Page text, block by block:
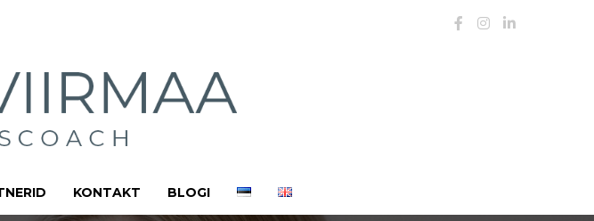
Facebook
Instagram
KONTAKT BLOGI